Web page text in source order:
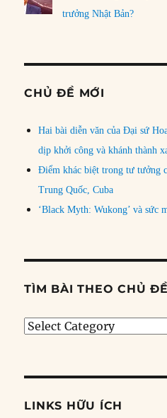
trưởng Nhật Bản?
CHỦ ĐỀ MỚI
Hai bài diễn văn của Đại sứ
dịp khởi công và khánh thành
Điểm khác biệt trong tư tưởng
Trung Quốc, Cuba
‘Black Myth: Wukong’ và sức
TÌM BÀI THEO CHỦ ĐỀ
Tìm
đề
LINKS HỮU ÍCH